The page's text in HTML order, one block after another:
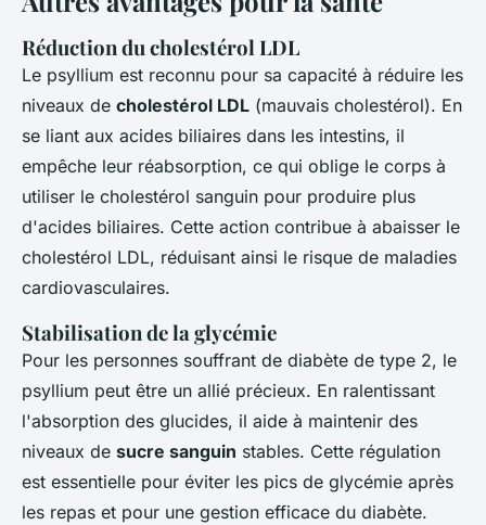
Réduction du cholestérol LDL
Le psyllium est reconnu pour sa capacité à réduire les
niveaux de cholestérol LDL (mauvais cholestérol). En
se liant aux acides biliaires dans les intestins, il
empêche leur réabsorption, ce qui oblige le corps à
utiliser le cholestérol sanguin pour produire plus
d'acides biliaires. Cette action contribue à abaisser le
cholestérol LDL, réduisant ainsi le risque de maladies
cardiovasculaires.
Stabilisation de la glycémie
Pour les personnes souffrant de diabète de type 2, le
psyllium peut être un allié précieux. En ralentissant
l'absorption des glucides, il aide à maintenir des
niveaux de sucre sanguin stables. Cette régulation
est essentielle pour éviter les pics de glycémie après
les repas et pour une gestion efficace du diabète.